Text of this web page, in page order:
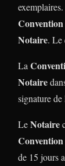
Notaire. Le
La
Notaire
signature
LeNotaire
de 15 jours